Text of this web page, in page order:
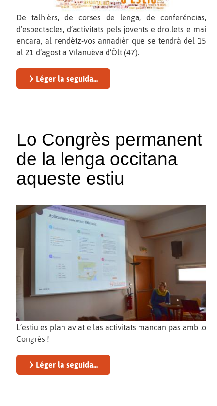
De talhièrs, de corses de lenga, de conferéncias,
d’espectacles, d’activitats pels jovents e drollets e mai
encara, al rendètz-vos annadièr que se tendrà del 15
al 21 d’agost a Vilanuèva d’Òlt (47).
Léger la seguida...
Lo Congrès permanent
de la lenga occitana
aqueste estiu
L’estiu es plan aviat e las activitats mancan pas amb lo
Congrès !
Léger la seguida...